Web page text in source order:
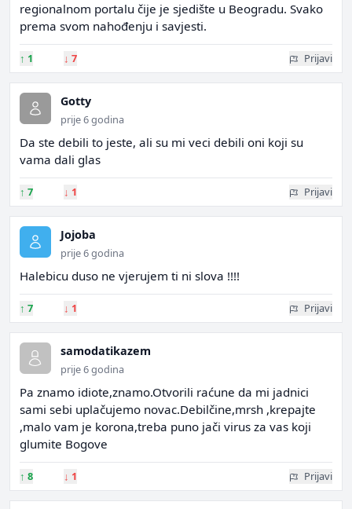
regionalnom portalu čije je sjedište u Beogradu. Svako
prema svom nahođenju i savjesti.
↑ 1 ↓ 7 Prijavi
Gotty
prije 6 godina
Da ste debili to jeste, ali su mi veci debili oni koji su
vama dali glas
↑ 7 ↓ 1 Prijavi
Jojoba
prije 6 godina
Halebicu duso ne vjerujem ti ni slova !!!!
↑ 7 ↓ 1 Prijavi
samodatikazem
prije 6 godina
Pa znamo idiote,znamo.Otvorili raćune da mi jadnici
sami sebi uplačujemo novac.Debilčine,mrsh ,krepajte
,malo vam je korona,treba puno jači virus za vas koji
glumite Bogove
↑ 8 ↓ 1 Prijavi